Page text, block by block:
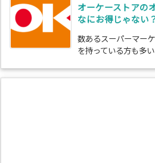
オーケーストアの
なにお得じゃない
数あるスーパーマー
を持っている方も多